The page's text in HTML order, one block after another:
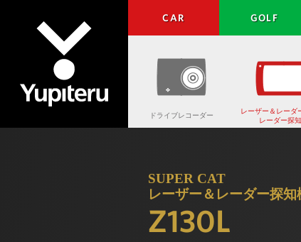
CAR GOLF
ドライブレコーダー
レーザー＆レーダ
レーダー探
SUPER CAT
レーザー＆レーダー探知
Z130L